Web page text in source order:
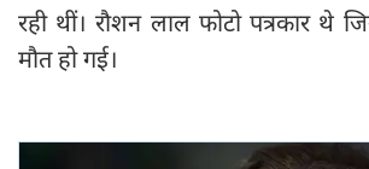
रही थीं। रौशन लाल फोटो पत्रकार थे
मौत हो गई।